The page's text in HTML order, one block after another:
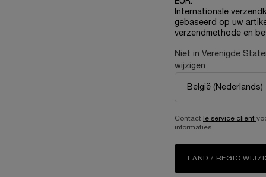
Box
Oude prijs
€ 44,00 Nieuwe
€ 26,40
Internationale
gebaseerd op uw
verzendmethode en
Niet in Verenigde
wijzigen
Contact le service client
informaties
LAND / REGIO